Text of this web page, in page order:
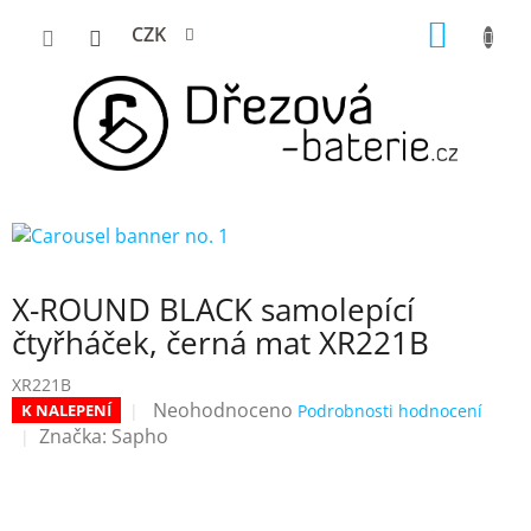
CZK
X-ROUND BLACK samolepící
čtyřháček, černá mat XR221B
XR221B
K NALEPENÍ
Průměrné
hodnocení
Neohodnoceno Podrobnosti hodnocení
Značka: Sapho